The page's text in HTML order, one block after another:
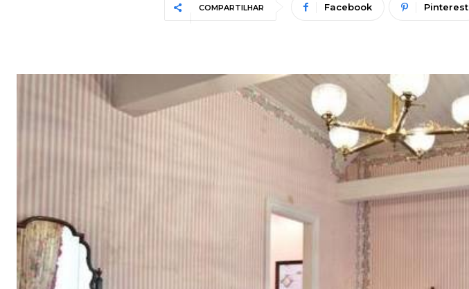
COMPARTILHAR Facebook Pinterest